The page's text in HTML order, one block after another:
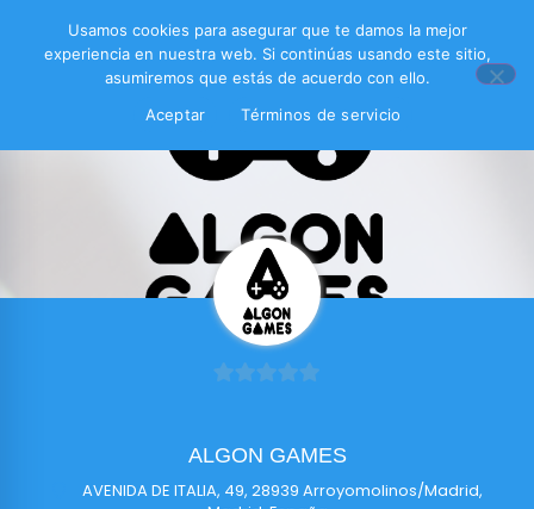
5
ALGON GAMES
AVENIDA DE ITALIA, 49, 28939 Arroyomolinos/Madrid,
Usamos cookies para asegurar que te damos la mejor
experiencia en nuestra web. Si continúas usando este sitio,
asumiremos que estás de acuerdo con ello.
Aceptar
Términos de servicio